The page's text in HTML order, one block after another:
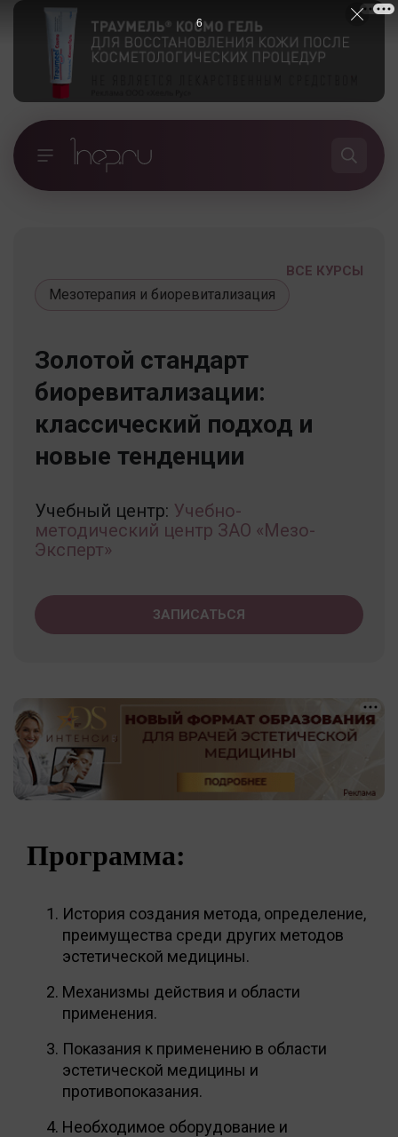
ВСЕ КУРСЫ
Мезотерапия и биоревитализация
Золотой стандарт
биоревитализации:
классический подход и
новые тенденции
Учебный центр: Учебно-
методический центр ЗАО «Мезо-
Эксперт»
ЗАПИСАТЬСЯ
Программа:
История создания метода, определение,
преимущества среди других методов
эстетической медицины.
Механизмы действия и области
применения.
Показания к применению в области
эстетической медицины и
противопоказания.
Необходимое оборудование и
5